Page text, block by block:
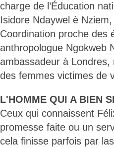
charge de l’Éducation
Isidore Ndaywel è
Coordination proche des
anthropologue Ngokweb
ambassadeur à
des femmes victimes de
L'HOMME QUI A BIEN
Ceux qui connaissent
promesse faite ou un
cela finisse parfois par